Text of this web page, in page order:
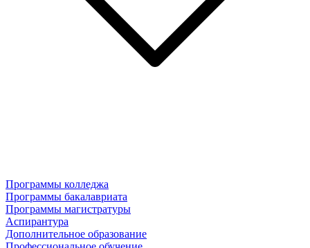
Программы колледжа
Программы бакалавриата
Программы магистратуры
Аспирантура
Дополнительное образование